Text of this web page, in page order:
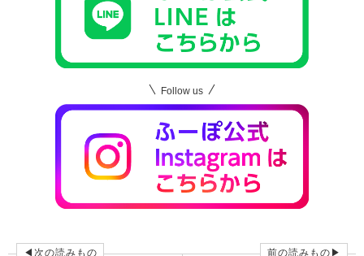
Follow us
◀次の読みもの 前の読みもの▶